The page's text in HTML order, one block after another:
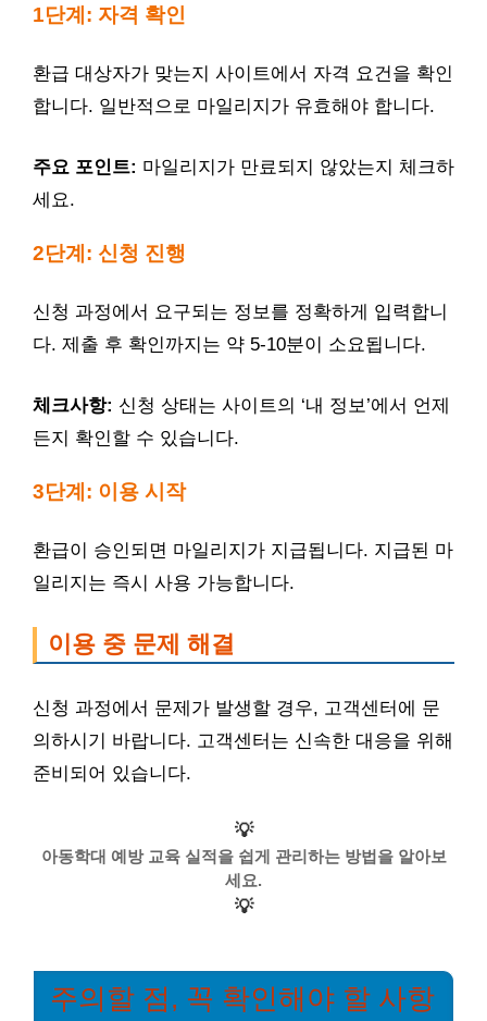
1단계: 자격 확인
환급 대상자가 맞는지 사이트에서 자격 요건을 확인
합니다. 일반적으로 마일리지가 유효해야 합니다.
주요 포인트: 마일리지가 만료되지 않았는지 체크하
세요.
2단계: 신청 진행
신청 과정에서 요구되는 정보를 정확하게 입력합니
다. 제출 후 확인까지는 약 5-10분이 소요됩니다.
체크사항: 신청 상태는 사이트의 ‘내 정보’에서 언제
든지 확인할 수 있습니다.
3단계: 이용 시작
환급이 승인되면 마일리지가 지급됩니다. 지급된 마
일리지는 즉시 사용 가능합니다.
이용 중 문제 해결
신청 과정에서 문제가 발생할 경우, 고객센터에 문
의하시기 바랍니다. 고객센터는 신속한 대응을 위해
준비되어 있습니다.
💡
아동학대 예방 교육 실적을 쉽게 관리하는 방법을 알아보
세요.
💡
주의할 점, 꼭 확인해야 할 사항